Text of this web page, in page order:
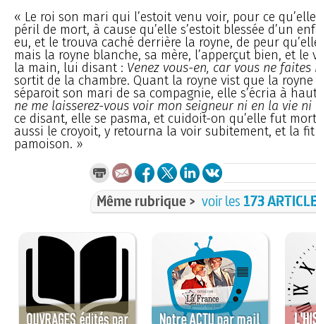
« Le roi son mari qui l’estoit venu voir, pour ce
péril de mort, à cause qu’elle s’estoit blessée d’un
eu, et le trouva caché derrière la royne, de peur
mais la royne blanche, sa mère, l’apperçut bien, et
la main, lui disant : Venez vous-en, car vous ne
sortit de la chambre. Quant la royne vist que la
séparoit son mari de sa compagnie, elle s’écria à
ne me laisserez-vous voir mon seigneur ni en la vie
ce disant, elle se pasma, et cuidoit-on qu’elle fut
aussi le croyoit, y retourna la voir subitement, et la
pamoison. »
Même rubrique > voir les 173